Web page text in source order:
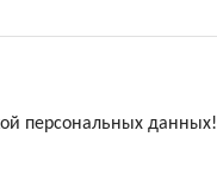
персональных данных!